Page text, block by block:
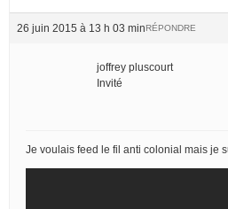
26 juin 2015 à 13 h 03 minRÉPONDRE
joffrey pluscourt
Invité
Je voulais feed le fil anti colonial mais je